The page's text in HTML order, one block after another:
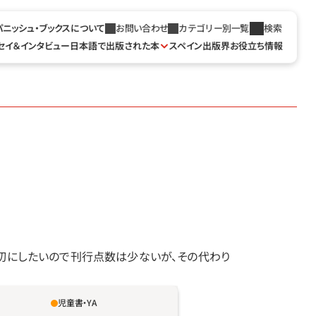
ッシュ・ブックスについて お問い合わせ カテゴリー別一覧
検索
イ＆インタビュー日本語で出版された本 スペイン出版界お役立ち情報
したいので刊行点数は少ないが、その代わり
は僕の親友。でも変わってるって
児童書・YA